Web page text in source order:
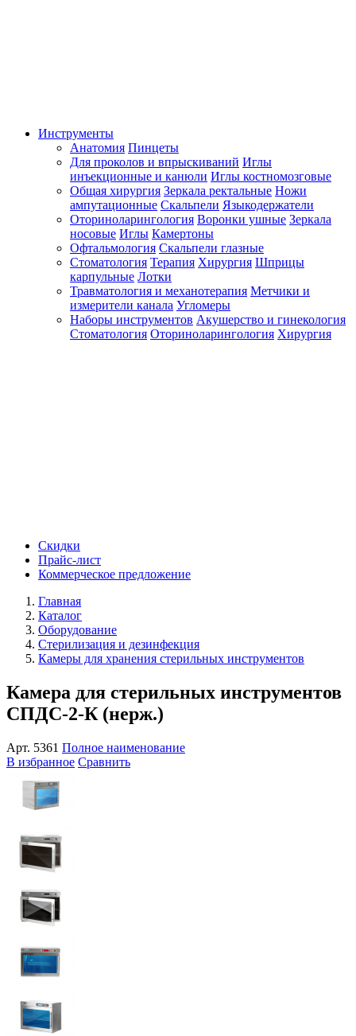
Инструменты
Анатомия Пинцеты
Для проколов и впрыскиваний Иглы
инъекционные и канюли Иглы костномозговые
Общая хирургия Зеркала ректальные Ножи
ампутационные Скальпели Языкодержатели
Оториноларингология Воронки ушные Зеркала
носовые Иглы Камертоны
Офтальмология Скальпели глазные
Стоматология Терапия Хирургия Шприцы
карпульные Лотки
Травматология и механотерапия Метчики и
измерители канала Угломеры
Наборы инструментов Акушерство и гинекология
Стоматология Оториноларингология Хирургия
Скидки
Прайс-лист
Коммерческое предложение
Главная
Каталог
Оборудование
Стерилизация и дезинфекция
Камеры для хранения стерильных инструментов
Камера для стерильных инструментов
СПДС-2-К (нерж.)
Арт. 5361 Полное наименование
В избранное Сравнить